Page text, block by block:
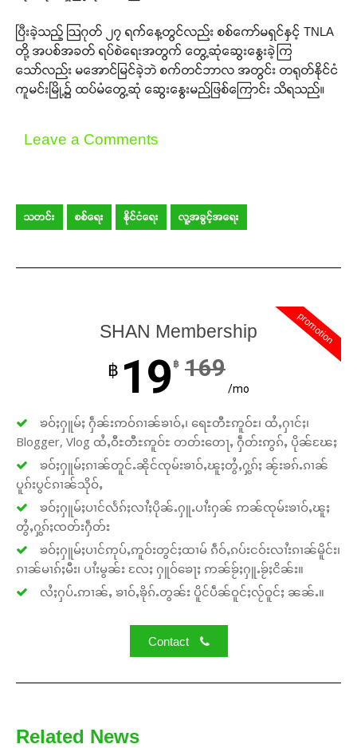
ပြီးခဲ့သည့် ဩဂုတ် ၂၇ ရက်နေ့တွင်လည်း စစ်ကော်မရှင်နှင့် TNLA
တို့ အပစ်အခတ် ရပ်စဲရေးအတွက် တွေ့ဆုံဆွေးနွေးခဲ့ကြ
သော်လည်း မအောင်မြင်ခဲ့ဘဲ စက်တင်ဘာလ အတွင်း တရုတ်နိုင်ငံ
ကူမင်းမြို့၌ ထပ်မံတွေ့ဆုံ ဆွေးနွေးမည်ဖြစ်ကြောင်း သိရသည်။
Leave a Comments
သတင်း စစ်ရေး နိုင်ငံရေး လူ့အခွင့်အရေး
promotion
SHAN Membership
฿ 19 ฿ 169
/mo
ၶဝ်ႈႁူမ်ႈ ႁဵၼ်းဢဝ်ၵၢၼ်ၶၢဝ်ႇ၊ ရေႊတီႊဢူဝ်ႊ၊ ထႆႇႁၢင်ႈ၊
Blogger, Vlog ထႆႇဝီႊတီႊဢူဝ်ႊ တတ်းတေႃႇ ႁဵတ်းဢွၵ်ႇ ပိုၼ်ၽႄႈ
ၶဝ်ႈႁူမ်ႈၵၢၼ်တူင်ႉၼိုင်ၸုမ်းၶၢဝ်ႇၽူႈတွႆႇႁွၵ်ႈ ၼႂ်းၶၵ်ႉၵၢၼ်
ပူၵ်းပွင်ၵၢၼ်သိုဝ်ႇ
ၶဝ်ႈႁူမ်ႈပၢင်လႅၵ်ႈလၢႆႈပိုၼ်ႉႁူႉပၢႆးႁၼ် ဢၼ်ၸုမ်းၶၢဝ်ႇၽူႈ
တွႆႇႁွၵ်ႈၸတ်းႁဵတ်း
ၶဝ်ႈႁူမ်ႈပၢင်ဢုပ်ႇဢူဝ်းတွင်ႈထၢမ် ၵဵဝ်ႇၵပ်းငဝ်းလၢႆးၵၢၼ်မိူင်း၊
ၵၢၼ်မၢၵ်ႈမီး၊ ပၢႆးမွၼ်း လႄႈ ႁူဝ်ၶေႃႈ ဢၼ်ၶႂ်ႈႁူႉၶႂ်ႈငိၼ်း။
လႆႈႁပ်ႉဢၢၼ်ႇ ၶၢဝ်ႇၶိုၵ်ႉတွၼ်း ပိူင်ပဵၼ်ဝူင်ႈလႂ်ဝူင်ႈ ၼၼ်ႉ။
Contact
Related News